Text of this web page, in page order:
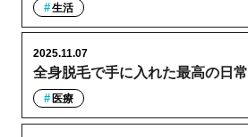
生活
全身脱毛で手に入れた最高の日常
2025.11.07
医療